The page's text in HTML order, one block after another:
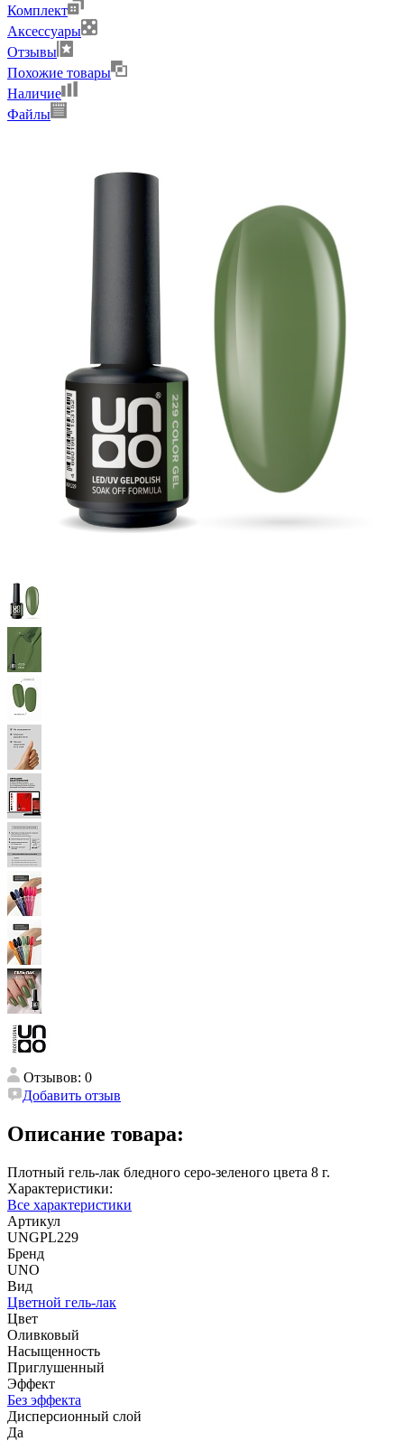
Комплект
Аксессуары
Отзывы
Похожие товары
Наличие
Файлы
Отзывов: 0
Добавить отзыв
Описание товара:
Плотный гель-лак бледного серо-зеленого цвета 8 г.
Характеристики:
Все характеристики
Артикул
UNGPL229
Бренд
UNO
Вид
Цветной гель-лак
Цвет
Оливковый
Насыщенность
Приглушенный
Эффект
Без эффекта
Дисперсионный слой
Да